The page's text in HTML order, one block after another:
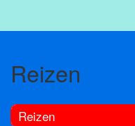
Reizen
Reizen